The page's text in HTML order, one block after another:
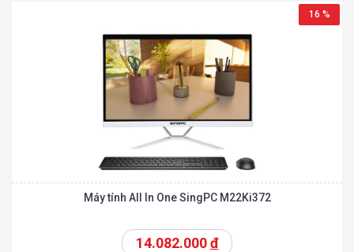
16 %
Máy tính All In One SingPC M22Ki372
14.082.000đ